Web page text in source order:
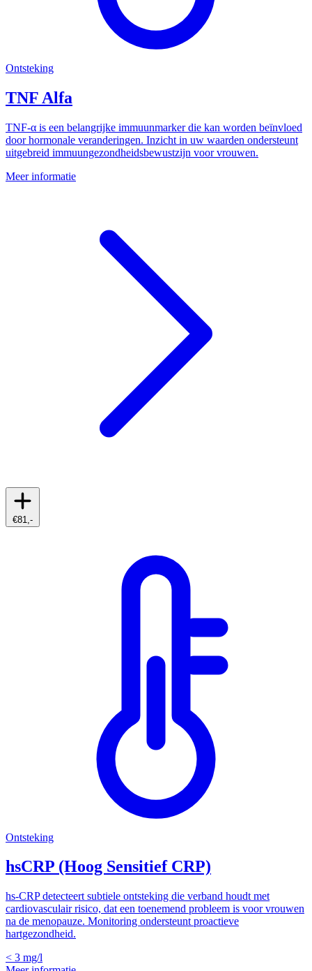
Ontsteking
TNF Alfa
TNF-α is een belangrijke immuunmarker die kan worden beïnvloed
door hormonale veranderingen. Inzicht in uw waarden ondersteunt
uitgebreid immuungezondheidsbewustzijn voor vrouwen.
Meer informatie
€81,-
Ontsteking
hsCRP (Hoog Sensitief CRP)
hs-CRP detecteert subtiele ontsteking die verband houdt met
cardiovasculair risico, dat een toenemend probleem is voor vrouwen
na de menopauze. Monitoring ondersteunt proactieve
hartgezondheid.
< 3 mg/l